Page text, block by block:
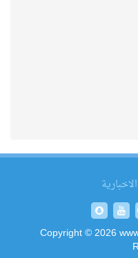
Copyright © 2026